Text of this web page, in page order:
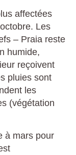
affectées
Les
– Praia reste
humide,
reçoivent
pluies sont
les
(végétation
à mars pour